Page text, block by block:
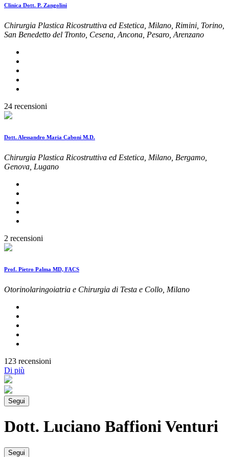
Clinica Dott. P. Zangolini
Chirurgia Plastica Ricostruttiva ed Estetica, Milano, Rimini, Torino,
San Benedetto del Tronto, Cesena, Ancona, Pesaro, Arenzano
24 recensioni
Dott. Alessandro Maria Caboni M.D.
Chirurgia Plastica Ricostruttiva ed Estetica, Milano, Bergamo,
Genova, Lugano
2 recensioni
Prof. Pietro Palma MD, FACS
Otorinolaringoiatria e Chirurgia di Testa e Collo, Milano
123 recensioni
Di più
Segui
Dott. Luciano Baffioni Venturi
Segui